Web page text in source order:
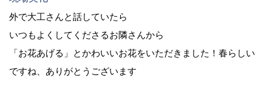
外で大工さんと話していたら
いつもよくしてくださるお隣さんから
「お花あげる」とかわいいお花をいただきました！春らしい
ですね、ありがとうございます